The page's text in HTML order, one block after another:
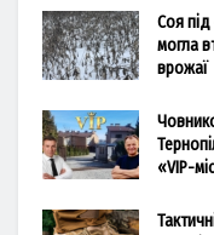
Соя під
могла
врожаї
«VIP-